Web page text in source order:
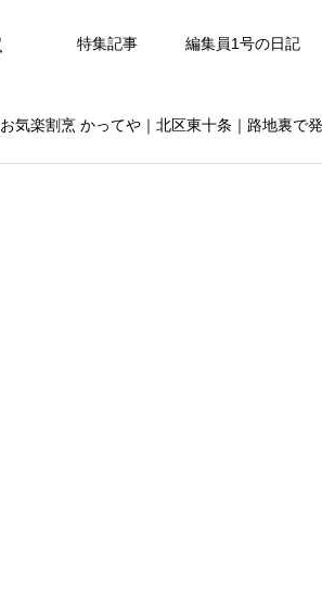
特集記事 編集員1号の日記
お気楽割烹 かってや｜北区東十条｜路地裏で